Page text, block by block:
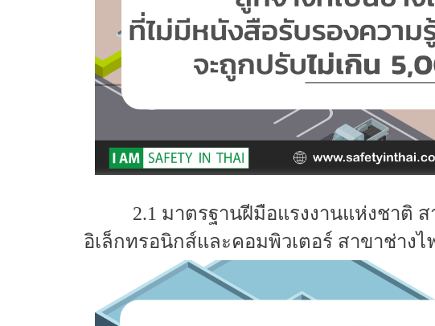
2.1 มาตรฐานฝีมือแรงงานแห่งชาติ
อิเล็กทรอนิกส์และคอมพิวเตอร์ สาขาช่างไ